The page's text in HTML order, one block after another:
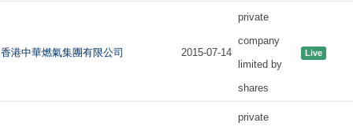
香港中華燃氣集團有限公司 2015-07-14
private
company
limited by
shares
Live
private